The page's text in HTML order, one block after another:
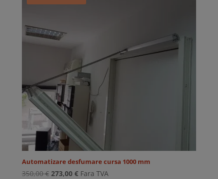
Automatizare desfumare cursa 1000 mm
350,00€ Prețul
273,00 €Prețul
Fara TVA